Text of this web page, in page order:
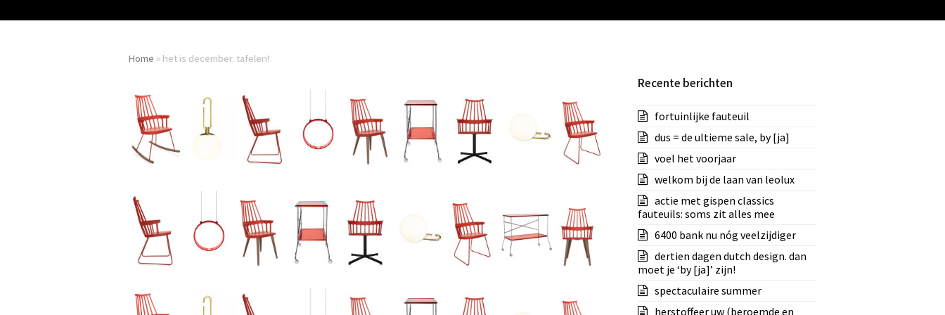
Home » het is december. tafelen!
Recente berichten
fortuinlijke fauteuil
dus = de ultieme sale, by [ja]
voel het voorjaar
welkom bij de laan van leolux
actie met gispen classics
fauteuils: soms zit alles mee
6400 bank nu nóg veelzijdiger
dertien dagen dutch design. dan
moet je ‘by [ja]’ zijn!
spectaculaire summer
herstoffeer uw (beroemde en